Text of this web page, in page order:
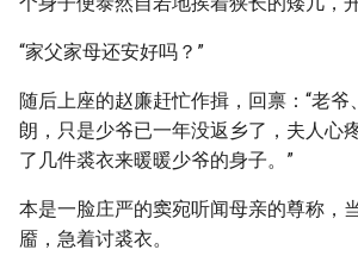
“家父家母还安好吗？”
随后上座的赵廉赶忙作揖，回禀：“老爷
朗，只是少爷已一年没返乡了，夫人心
了几件裘衣来暖暖少爷的身子。”
本是一脸庄严的窦宛听闻母亲的尊称，
靥，急着讨裘衣。